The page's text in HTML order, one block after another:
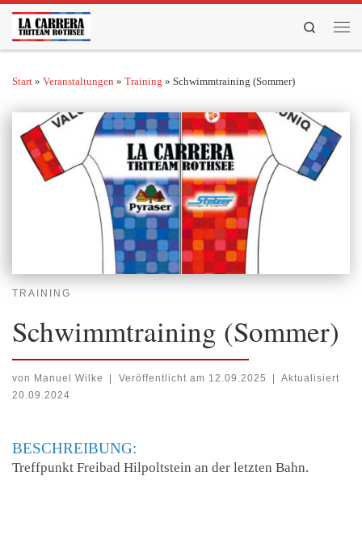
Zum Inhalt springen
Search
Start » Veranstaltungen » Training » Schwimmtraining (Sommer)
TRAINING
Schwimmtraining (Sommer)
von Manuel Wilke Veröffentlicht am 12.09.2025
Aktualisiert
20.09.2024
BESCHREIBUNG:
Treffpunkt Freibad Hilpoltstein an der letzten Bahn.